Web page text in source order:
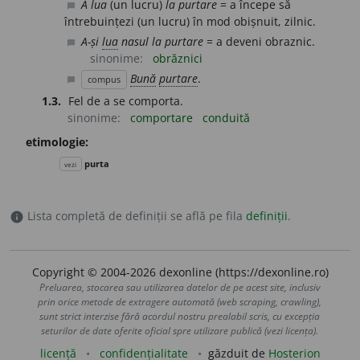
A lua (un lucru)la purtare = a începe să
întrebuințezi (un lucru) în mod obișnuit, zilnic.
A-șilua nasul la purtare = a deveni obraznic.
sinonime:
obrăznici
compus Bună purtare.
1.3. Fel de a se comporta.
sinonime:
comportare
conduită
etimologie:
vezi purta
info Lista completă de definiții se află pe fila definiții.
Copyright © 2004-2026 dexonline (https://dexonline.ro)
Preluarea, stocarea sau utilizarea datelor de pe acest site, inclusiv
prin orice metode de extragere automată (web scraping, crawling),
sunt strict interzise fără acordul nostru prealabil scris, cu excepția
seturilor de date oferite oficial spre utilizare publică (vezi licența).
licență confidențialitate găzduit de Hosterion